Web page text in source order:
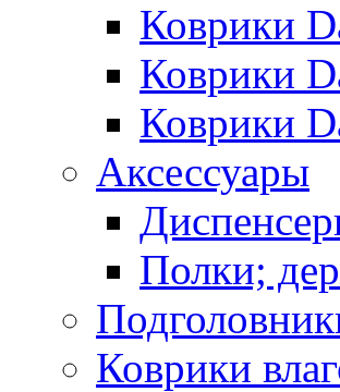
Коврики
Коврики
Коврики
Аксессуары
Полки;
Коврики